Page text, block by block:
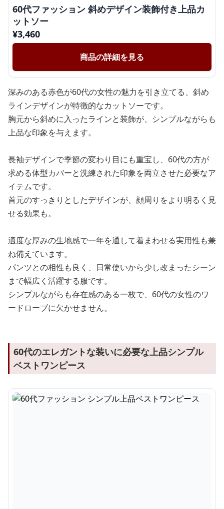
60代ファッション 斜めデザイン装飾付き上品カ
ットソー
¥3,460
商品の詳細を見る
深みのある赤色が60代の女性の魅力を引き立てる、斜め
ラインデザインが特徴的なカットソーです。
胸元から斜めに入ったラインと装飾が、シンプルながらも
上品な印象を与えます。
長袖デザインで季節の変わり目にも重宝し、60代の方が
求める体型カバーと洗練された印象を両立させた必要なア
イテムです。
首元のすっきりとしたデザインが、顔周りをより明るく見
せる効果も。
適度な厚みの生地感で一年を通して着まわせる実用性も兼
ね備えています。
パンツとの相性も良く、日常使いから少し改まったシーン
まで幅広く活躍する服です。
シンプルながらも存在感のある一枚で、60代の女性のワ
ードローブに欠かせません。
60代のエレガントな装いに必要な上品シンプル
ベストワンピース